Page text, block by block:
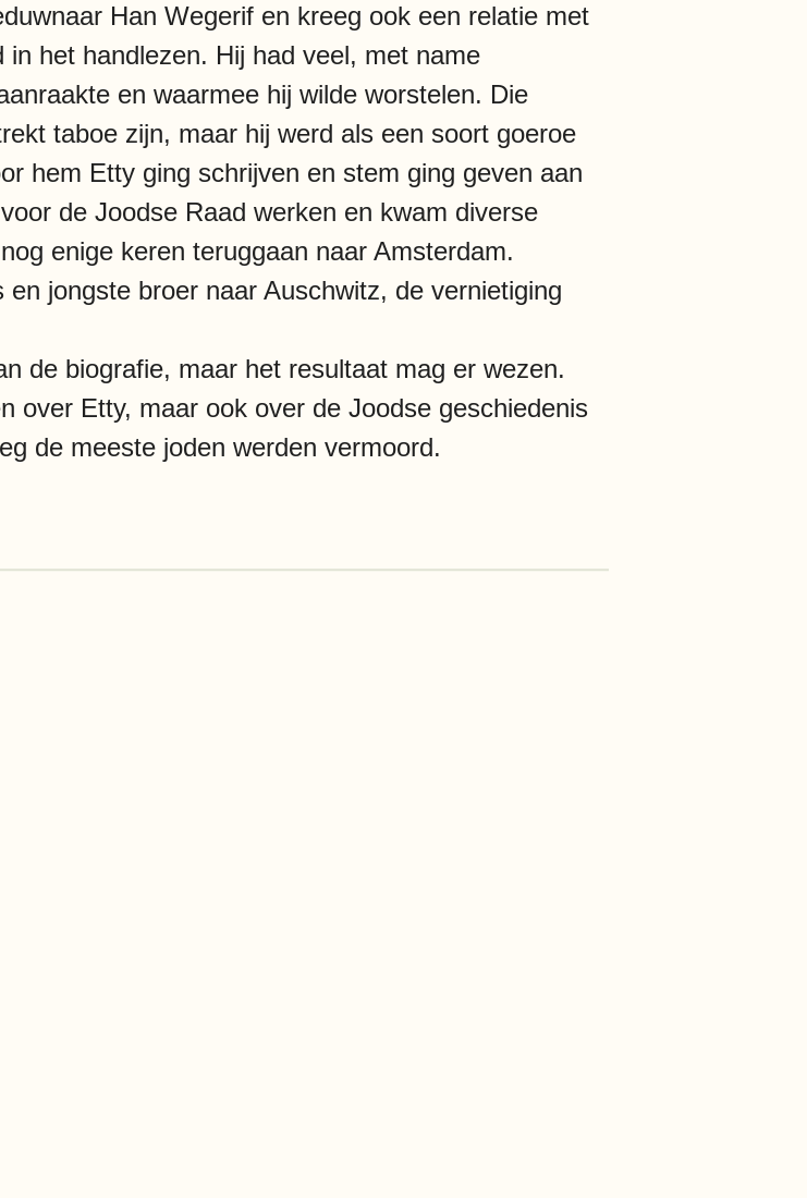
Han Wegerif en kreeg ook een relatie met
het handlezen. Hij had veel, met name
en waarmee hij wilde worstelen. Die
taboe zijn, maar hij werd als een soort goeroe
hem Etty ging schrijven en stem ging geven aan
de Joodse Raad werken en kwam diverse
enige keren teruggaan naar Amsterdam.
jongste broer naar Auschwitz, de vernietiging
de biografie, maar het resultaat mag er wezen.
over Etty, maar ook over de Joodse geschiedenis
de meeste joden werden vermoord.